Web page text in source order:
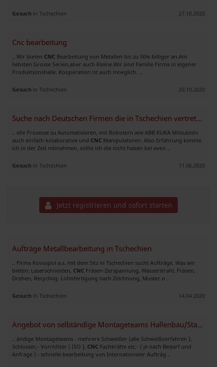
Gesuch in Tschechien 27.10.2020
Cnc bearbeitung
.. Wir bieten CNC Bearbeitung von Metallen bis zu 50% billiger an.Am
liebsten Grosse Serien,aber auch Kleine.Wir sind Familie Firma in eigener
Produktionshalle. Kooperation ist auch moeglich. ..
Gesuch in Tschechien 20.10.2020
Suche nach Deutschen Firmen die in Tschechien vertreten werden möchten
.. elle Prozesse zu Automatisieren, mit Robotern wie ABB KUKA Mitsubishi
auch einfach kolaborative und CNC Manipulatoren. Also Erfahrung konnte
ich in der Zeit mitnehmen, sollte ich die nicht haben bei even ..
Gesuch in Tschechien 11.06.2020
Jetzt registrieren und sofort starten
Aufträge Metallbearbeitung in Tschechien
.. Firma Kovospol a.s. mit dem Sitz in Tschechien sucht Aufträge. Was wir
bieten: Laserschneiden, CNC Fräsen-Zerspannung, Wasserstrahl, Fräsen,
Drehen, Recycling. Lohnfertigung nach Zeichnung, Muster o ..
Gesuch in Tschechien 14.04.2020
Angebot von selbtändige Montageteams Hallenbau/Stahlbau
.. ändige Montageteams - mehrere Schweißer (alle Schweißverfahren ),
Schlosser,- Vorrichter ( ISO ), CNC Fachkräfte etc.- ( je nach Bedarf und
Anfrage ) - schnelle bearbeitung von Internationaler Aufträg ..